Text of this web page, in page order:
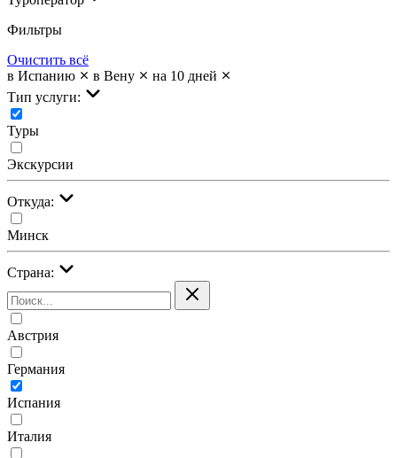
Фильтры
Очистить всё
в Испанию
в Вену
на 10 дней
Тип услуги:
Туры
Экскурсии
Откуда:
Минск
Страна:
Австрия
Германия
Испания
Италия